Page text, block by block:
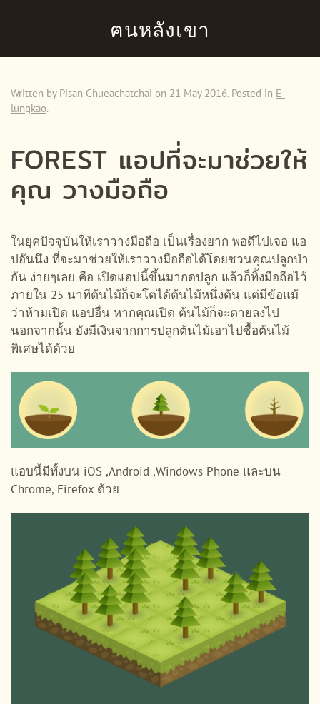
Skip to main contentฅนหลังเขา
Written by Pisan Chueachatchai on 21 May 2016. Posted in E-
lungkao.
FOREST แอปที่จะมาช่วยให้
คุณ วางมือถือ
ในยุคปัจจุบันให้เราวางมือถือ เป็นเรื่องยาก พอดีไปเจอ แอ
ปอันนึง ที่จะมาช่วยให้เราวางมือถือได้โดยชวนคุณปลูกป่า
กัน ง่ายๆเลย คือ เปิดแอปนี้ขึ้นมากดปลูก แล้วก็ทิ้งมือถือไว้
ภายใน 25 นาทีต้นไม้ก็จะโตได้ต้นไม้หนึ่งต้น แต่มีข้อแม้
ว่าห้ามเปิด แอปอื่น หากคุณเปิด ต้นไม้ก็จะตายลงไป
นอกจากนั้น ยังมีเงินจากการปลูกต้นไม้เอาไปซื้อต้นไม้
พิเศษได้ด้วย
แอบนี้มีทั้งบน iOS ,Android ,Windows Phone และบน
Chrome, Firefox ด้วย